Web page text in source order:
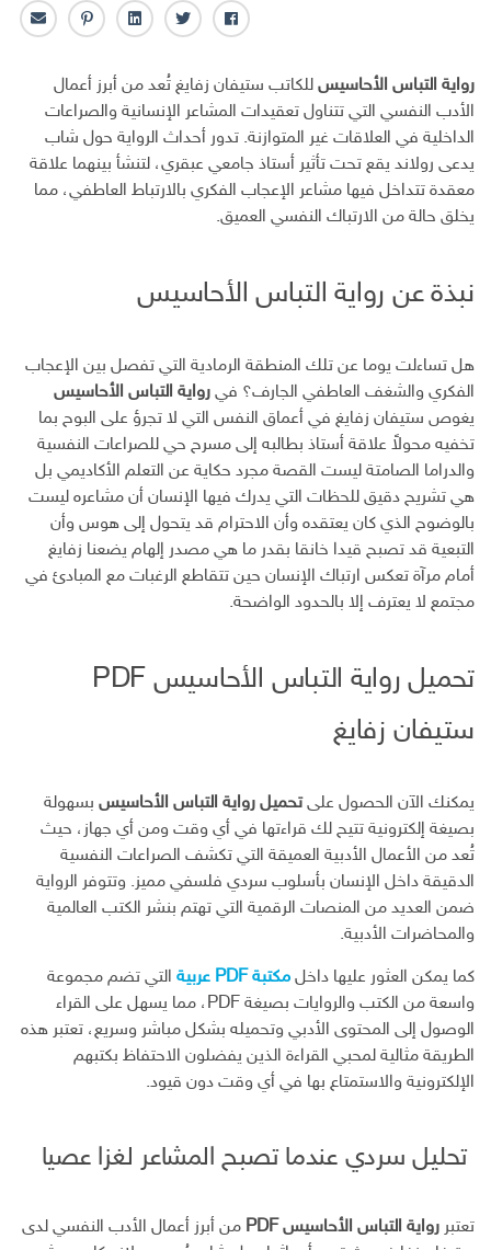
ف
س
ب
و
ك
ت
ت
ر
ل
ك
ـ
د
ا
ن
ب
ت
س
ت
ا
ا
ل
ي
رواية التباس الأحاسيس للكاتب ستيفان زفايغ تُعد من أبرز أعمال
الأدب النفسي التي تتناول تعقيدات المشاعر الإنسانية والصراعات
الداخلية في العلاقات غير المتوازنة. تدور أحداث الرواية حول شاب
يدعى رولاند يقع تحت تأثير أستاذ جامعي عبقري، لتنشأ بينهما علاقة
معقدة تتداخل فيها مشاعر الإعجاب الفكري بالارتباط العاطفي، مما
يخلق حالة من الارتباك النفسي العميق.
نبذة عن رواية التباس الأحاسيس
هل تساءلت يوما عن تلك المنطقة الرمادية التي تفصل بين الإعجاب
الفكري والشغف العاطفي الجارف؟ في رواية التباس الأحاسيس
يغوص ستيفان زفايغ في أعماق النفس التي لا تجرؤ على البوح بما
تخفيه محولاً علاقة أستاذ بطالبه إلى مسرح حي للصراعات النفسية
والدراما الصامتة ليست القصة مجرد حكاية عن التعلم الأكاديمي بل
هي تشريح دقيق للحظات التي يدرك فيها الإنسان أن مشاعره ليست
بالوضوح الذي كان يعتقده وأن الاحترام قد يتحول إلى هوس وأن
التبعية قد تصبح قيدا خانقا بقدر ما هي مصدر إلهام يضعنا زفايغ
أمام مرآة تعكس ارتباك الإنسان حين تتقاطع الرغبات مع المبادئ في
مجتمع لا يعترف إلا بالحدود الواضحة.
تحميل رواية التباس الأحاسيس PDF
ستيفان زفايغ
يمكنك الآن الحصول علىتحميل رواية التباس الأحاسيس بسهولة
بصيغة إلكترونية تتيح لك قراءتها في أي وقت ومن أي جهاز، حيث
تُعد من الأعمال الأدبية العميقة التي تكشف الصراعات النفسية
الدقيقة داخل الإنسان بأسلوب سردي فلسفي مميز. وتتوفر الرواية
ضمن العديد من المنصات الرقمية التي تهتم بنشر الكتب العالمية
والمحاضرات الأدبية.
كما يمكن العثور عليها داخل مكتبة PDF عربية
التي تضم مجموعة
واسعة من الكتب والروايات بصيغة PDF، مما يسهل على القراء
الوصول إلى المحتوى الأدبي وتحميله بشكل مباشر وسريع، تعتبر هذه
الطريقة مثالية لمحبي القراءة الذين يفضلون الاحتفاظ بكتبهم
الإلكترونية والاستمتاع بها في أي وقت دون قيود.
تحليل سردي عندما تصبح المشاعر لغزا عصيا
تعتبر رواية التباس الأحاسيس PDF
من أبرز أعمال الأدب النفسي لدى